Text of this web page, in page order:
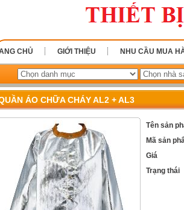
CHỦ GIỚI THIỆU NHU CẦU MUA
ÁO CHỮA CHÁY AL2 + AL3
Tên sản
Mã sản
Giá
Trạng thái